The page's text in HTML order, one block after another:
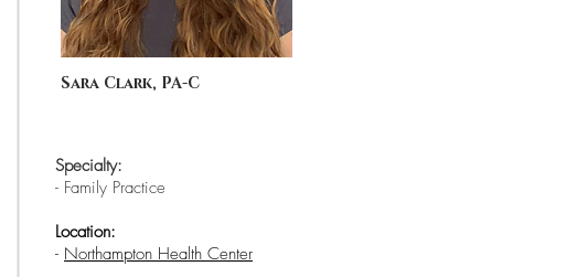
Sara Clark, PA-C
Specialty:
- Family Practice
Location:
- Northampton Health Center